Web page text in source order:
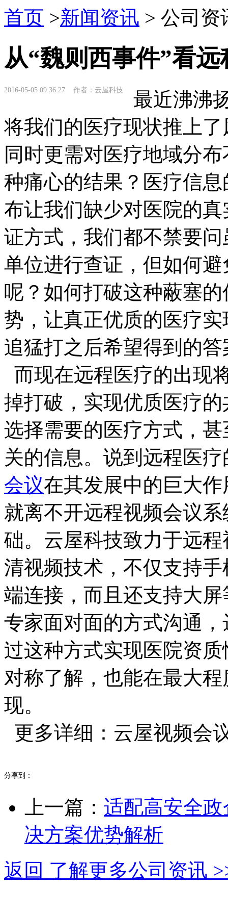
首页 >新闻资讯 > 公司资
从“魏则西事件”看
2016-05-05 09:36:27 作者：云屋科技
最近沸沸
将我们的医疗现状推上
同时更需对医疗地域分
种痛心的结果？医疗信
布让我们缺少对医院的
证方式，我们都不禁要
单位进行查证，但如何
呢？如何打破这种蔽塞
势，让真正优质的医疗
追猛打之后希望得到的答
而现在远程医疗的出现
掉打破，实现优质医疗
选择需要的医疗方式，
关的信息。说到远程医
会议在其发展中的巨大
就离不开远程视频会议
础。云屋科技致力于远
清视频技术，不仅支持
端连接，而且还支持大
专家面对面的方式沟通
过这种方式实现医院资
对称了解，也能在最大
现。
更多详细：云屋视频会
分享到：
上一篇： 适配高安全
决方案优势解析
返回 了解更多公司资讯